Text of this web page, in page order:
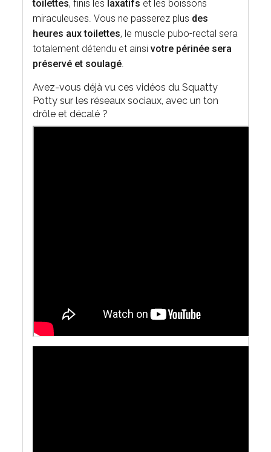
toilettes, finis les laxatifs et les boissons
miraculeuses. Vous ne passerez plus des
heures aux toilettes, le muscle pubo-rectal sera
totalement détendu et ainsivotre périnée sera
préservé et soulagé.
Avez-vous déjà vu ces vidéos du Squatty
Potty sur les réseaux sociaux, avec un ton
drôle et décalé ?